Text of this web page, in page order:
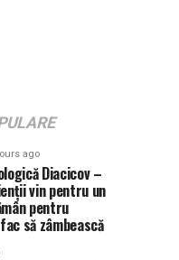
ago
Diacicov –
vin pentru un
pentru
să zâmbească